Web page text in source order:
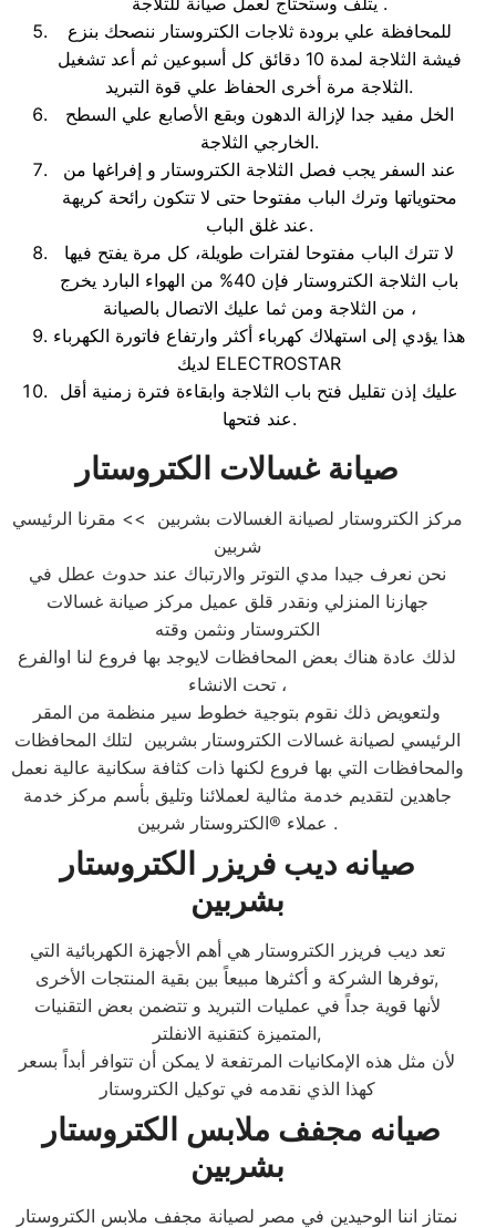
للمحافظة علي برودة ثلاجات الكتروستار ننصحك بنزع
فيشة الثلاجة لمدة 10 دقائق كل أسبوعين ثم أعد تشغيل
الثلاجة مرة أخرى الحفاظ علي قوة التبريد.
الخل مفيد جدا لإزالة الدهون وبقع الأصابع علي السطح
الخارجي الثلاجة.
عند السفر يجب فصل الثلاجة الكتروستار و إفراغها من
محتوياتها وترك الباب مفتوحا حتى لا تتكون رائحة كريهة
عند غلق الباب.
لا تترك الباب مفتوحا لفترات طويلة، كل مرة يفتح فيها
باب الثلاجة الكتروستار فإن 40% من الهواء البارد يخرج
من الثلاجة ومن ثما عليك الاتصال بالصيانة ،
هذا يؤدي إلى استهلاك كهرباء أكثر وارتفاع فاتورة الكهرباء
لديك ELECTROSTAR
عليك إذن تقليل فتح باب الثلاجة وابقاءة فترة زمنية أقل
عند فتحها.
صيانة غسالات الكتروستار
مركز الكتروستار لصيانة الغسالات بشربين >> مقرنا الرئيسي
شربين
نحن نعرف جيدا مدي التوتر والارتباك عند حدوث عطل في
جهازنا المنزلي ونقدر قلق عميل مركز صيانة غسالات
الكتروستار ونثمن وقته
لذلك عادة هناك بعض المحافظات لايوجد بها فروع لنا اوالفرع
تحت الانشاء ،
ولتعويض ذلك نقوم بتوجية خطوط سير منظمة من المقر
الرئيسي لصيانة غسالات الكتروستار بشربين لتلك المحافظات
والمحافظات التي بها فروع لكنها ذات كثافة سكانية عالية نعمل
جاهدين لتقديم خدمة مثالية لعملائنا وتليق بأسم مركز خدمة
عملاء ®الكتروستار شربين .
صيانه ديب فريزر الكتروستار
بشربين
تعد ديب فريزر الكتروستار هي أهم الأجهزة الكهربائية التي
توفرها الشركة و أكثرها مبيعاً بين بقية المنتجات الأخرى,
لأنها قوية جداً في عمليات التبريد و تتضمن بعض التقنيات
المتميزة كتقنية الانفلتر,
لأن مثل هذه الإمكانيات المرتفعة لا يمكن أن تتوافر أبداً بسعر
كهذا الذي نقدمه في توكيل الكتروستار
بشربين
نمتاز اننا الوحيدين في مصر لصيانة مجفف ملابس الكتروستار